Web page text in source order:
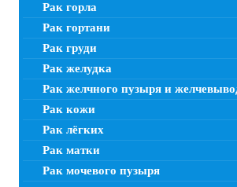
Рак горла
Рак гортани
Рак груди
Рак желудка
Рак желчного пузыря и
Рак кожи
Рак лёгких
Рак матки
Рак мочевого пузыря